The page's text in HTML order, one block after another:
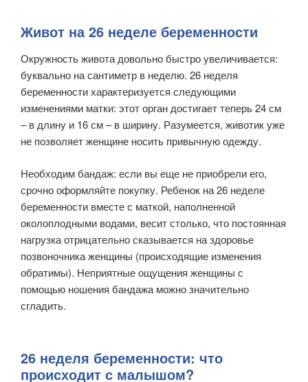
Живот на 26 неделе беременности
Окружность живота довольно быстро увеличивается:
буквально на сантиметр в неделю. 26 неделя
беременности характеризуется следующими
изменениями матки: этот орган достигает теперь 24 см
– в длину и 16 см – в ширину. Разумеется, животик уже
не позволяет женщине носить привычную одежду.
Необходим бандаж: если вы еще не приобрели его,
срочно оформляйте покупку. Ребенок на 26 неделе
беременности вместе с маткой, наполненной
околоплодными водами, весит столько, что постоянная
нагрузка отрицательно сказывается на здоровье
позвоночника женщины (происходящие изменения
обратимы). Неприятные ощущения женщины с
помощью ношения бандажа можно значительно
сгладить.
26 неделя беременности: что
происходит с малышом?